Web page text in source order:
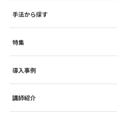
手法から探す
特集
導入事例
講師紹介